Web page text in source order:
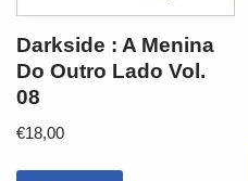
Darkside : A Menina
Do Outro Lado Vol.
08
€18,00